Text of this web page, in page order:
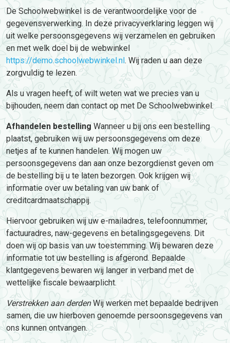
De Schoolwebwinkel is de verantwoordelijke voor de
gegevensverwerking. In deze privacyverklaring leggen wij
uit welke persoonsgegevens wij verzamelen en gebruiken
en met welk doel bij de webwinkel
https://demo.schoolwebwinkel.nl. Wij raden u aan deze
zorgvuldig te lezen.
Als u vragen heeft, of wilt weten wat we precies van u
bijhouden, neem dan contact op met De Schoolwebwinkel.
Afhandelen bestelling Wanneer u bij ons een bestelling
plaatst, gebruiken wij uw persoonsgegevens om deze
netjes af te kunnen handelen. Wij mogen uw
persoonsgegevens dan aan onze bezorgdienst geven om
de bestelling bij u te laten bezorgen. Ook krijgen wij
informatie over uw betaling van uw bank of
creditcardmaatschappij.
Hiervoor gebruiken wij uw e-mailadres, telefoonnummer,
factuuradres, naw-gegevens en betalingsgegevens. Dit
doen wij op basis van uw toestemming. Wij bewaren deze
informatie tot uw bestelling is afgerond. Bepaalde
klantgegevens bewaren wij langer in verband met de
wettelijke fiscale bewaarplicht.
Verstrekken aan derdenWij werken met bepaalde bedrijven
samen, die uw hierboven genoemde persoonsgegevens van
ons kunnen ontvangen.